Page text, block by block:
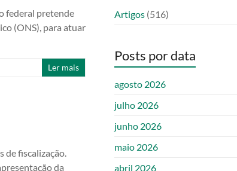
federal pretende
(ONS), para atuar
Ler mais
de fiscalização.
da
Artigos (516)
Posts por data
agosto 2026
julho 2026
junho 2026
maio 2026
abril 2026